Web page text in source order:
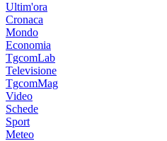
Ultim'ora
Cronaca
Mondo
Economia
TgcomLab
Televisione
TgcomMag
Video
Schede
Sport
Meteo